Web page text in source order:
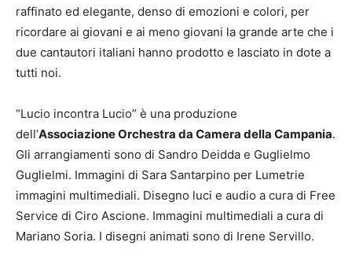
raffinato ed elegante, denso di emozioni e colori, per
ricordare ai giovani e ai meno giovani la grande arte che i
due cantautori italiani hanno prodotto e lasciato in dote a
tutti noi.
“Lucio incontra Lucio” è una produzione
dell’Associazione Orchestra da Camera della Campania.
Gli arrangiamenti sono di Sandro Deidda e Guglielmo
Guglielmi. Immagini di Sara Santarpino per Lumetrie
immagini multimediali. Disegno luci e audio a cura di Free
Service di Ciro Ascione. Immagini multimediali a cura di
Mariano Soria. I disegni animati sono di Irene Servillo.